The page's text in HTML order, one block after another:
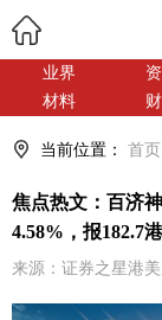
业界
材料
当前位置： 首页
焦点热文：百济
4.58%，报182.7
来源：证券之星港